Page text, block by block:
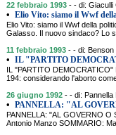
22 febbraio 1993 - - di: Giaculli
• Elio Vito: siamo il Wwf
Elio Vito: siamo il Wwf della
Galasso. Il nuovo sindaco? Lo
11 febbraio 1993 - - di: Benson
• IL "PARTITO
IL "PARTITO
194: considerando l'aborto
26 giugno 1992 - - di: Pannella
• PANNELLA: "AL
PANNELLA: "AL GOVERNO O
Antonio Manzo SOMMARIO: